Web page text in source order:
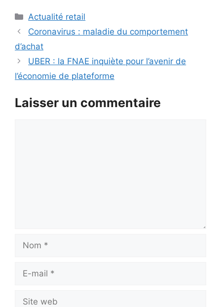
Catégories
Actualité retail
Coronavirus : maladie du comportement
d’achat
UBER : la FNAE inquiète pour l’avenir de
l’économie de plateforme
Laisser un commentaire
mail